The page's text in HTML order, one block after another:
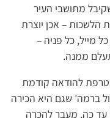
מתושבי העיר
הלשכות – אכן יוצרת
מייל, כל פניה –
ממנה.
להודאה קודמת
ברמה’ שגם היא הכירה
עד כה, מעבר להכרה